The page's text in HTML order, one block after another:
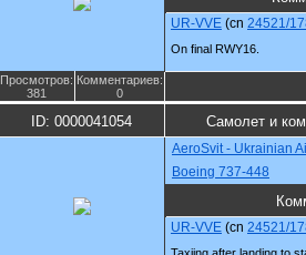
UR-VVE (cn 24521/
On final RWY16.
Просмотров:
381
Комментариев:
0
ID: 0000041054 Самолет и
AeroSvit - Ukrainian
Boeing 737-448
UR-VVE (cn 24521/